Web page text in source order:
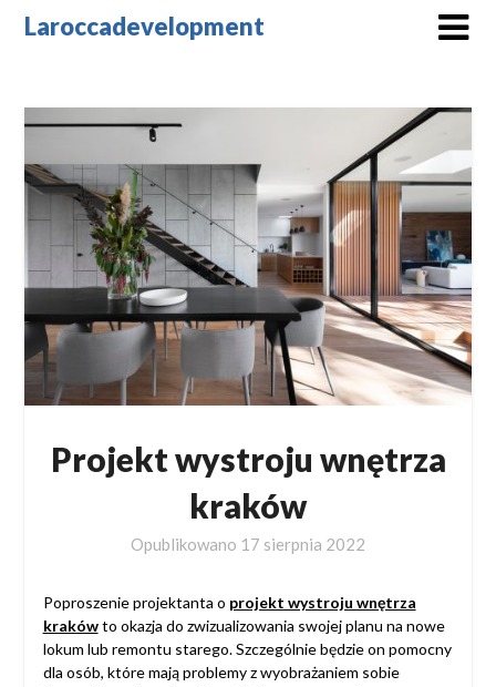
SkipLaroccadevelopment
Projekt wystroju wnętrza
kraków
Opublikowano 17 sierpnia 2022
Poproszenie projektanta o projekt wystroju wnętrza
krakówto okazja do zwizualizowania swojej planu na nowe
lokum lub remontu starego. Szczególnie będzie on pomocny
dla osób, które mają problemy z wyobrażaniem sobie